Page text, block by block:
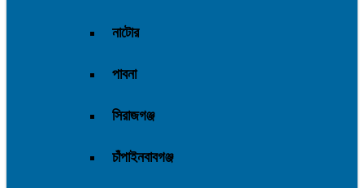
নাটোর
পাবনা
সিরাজগঞ্জ
চাঁপাইনবাবগঞ্জ